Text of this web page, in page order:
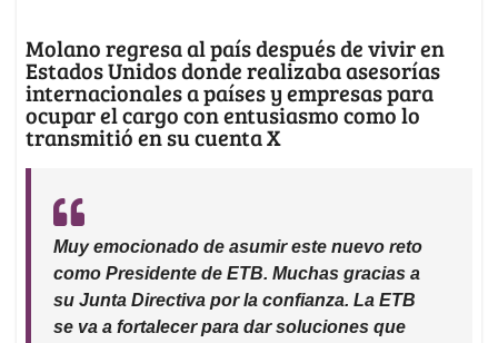
Molano regresa al país después de vivir en
Estados Unidos donde realizaba asesorías
internacionales a países y empresas para
ocupar el cargo con entusiasmo como lo
transmitió en su cuenta X
Muy emocionado de asumir este nuevo reto
como Presidente de ETB. Muchas gracias a
su Junta Directiva por la confianza. La ETB
se va a fortalecer para dar soluciones que